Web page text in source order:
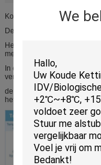
We
Koude Gelpakken:
De koude Gelpakken zijn
Het ideaal voor koude
met droog ijs, diepgevroren
In een oogopslag heeft de
verschillend kleurengel.
de temperatuurbanden
het sorteren na inzameling